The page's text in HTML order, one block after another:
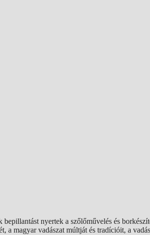
nyertek a szőlőművelés és
magyar vadászat múltját és tradícióit, a